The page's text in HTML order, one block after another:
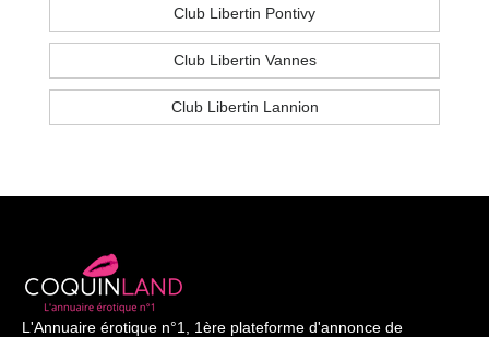
Club Libertin Pontivy
Club Libertin Vannes
Club Libertin Lannion
L'Annuaire érotique n°1, 1ère plateforme d'annonce de